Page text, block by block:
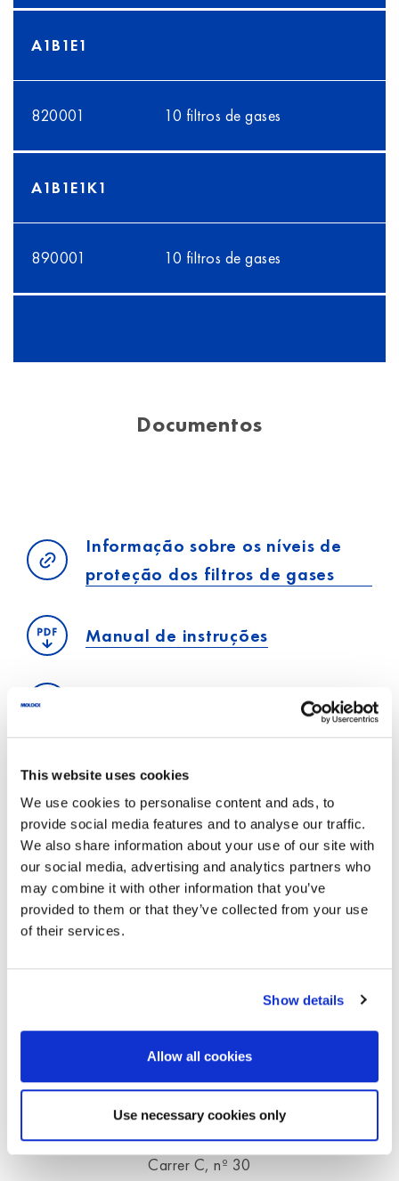
This website uses cookies
We use cookies to personalise content and ads, to
provide social media features and to analyse our traffic.
We also share information about your use of our site with
our social media, advertising and analytics partners who
may combine it with other information that you’ve
provided to them or that they’ve collected from your use
of their services.
Show details
Allow all cookies
Use necessary cookies only
A1B1E1
820001 10 filtros de gases
A1B1E1K1
890001 10 filtros de gases
Documentos
Informação sobre os níveis de
proteção dos filtros de gases
Manual de instruções
Ficha técnica de especificações
Aconselhamento pessoal
A sua consulta será tratada de maneira rápida e
ampla
Serviço ao cliente Moldex
sales@es.moldex-europe.com
Moldex/Metric AG & Co. KG
Pol. Ind. Molí dels Frares
Carrer C, nº 30